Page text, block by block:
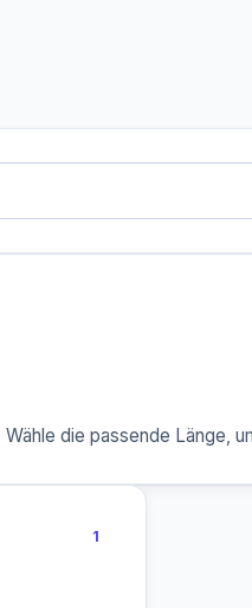
die passende Länge,
1